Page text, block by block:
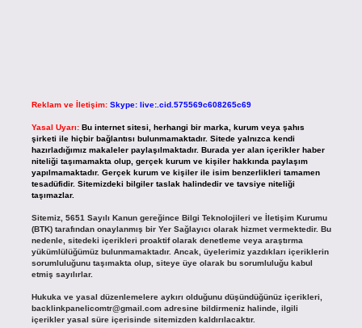
Reklam ve İletişim: Skype: live:.cid.575569c608265c69
Yasal Uyarı: Bu internet sitesi, herhangi bir marka, kurum veya şahıs
şirketi ile hiçbir bağlantısı bulunmamaktadır. Sitede yalnızca kendi
hazırladığımız makaleler paylaşılmaktadır. Burada yer alan içerikler haber
niteliği taşımamakta olup, gerçek kurum ve kişiler hakkında paylaşım
yapılmamaktadır. Gerçek kurum ve kişiler ile isim benzerlikleri tamamen
tesadüfidir. Sitemizdeki bilgiler taslak halindedir ve tavsiye niteliği
taşımazlar.
Sitemiz, 5651 Sayılı Kanun gereğince Bilgi Teknolojileri ve İletişim Kurumu
(BTK) tarafından onaylanmış bir Yer Sağlayıcı olarak hizmet vermektedir. Bu
nedenle, sitedeki içerikleri proaktif olarak denetleme veya araştırma
yükümlülüğümüz bulunmamaktadır. Ancak, üyelerimiz yazdıkları içeriklerin
sorumluluğunu taşımakta olup, siteye üye olarak bu sorumluluğu kabul
etmiş sayılırlar.
Hukuka ve yasal düzenlemelere aykırı olduğunu düşündüğünüz içerikleri,
backlinkpanelicomtr@gmail.comadresine bildirmeniz halinde, ilgili
içerikler yasal süre içerisinde sitemizden kaldırılacaktır.